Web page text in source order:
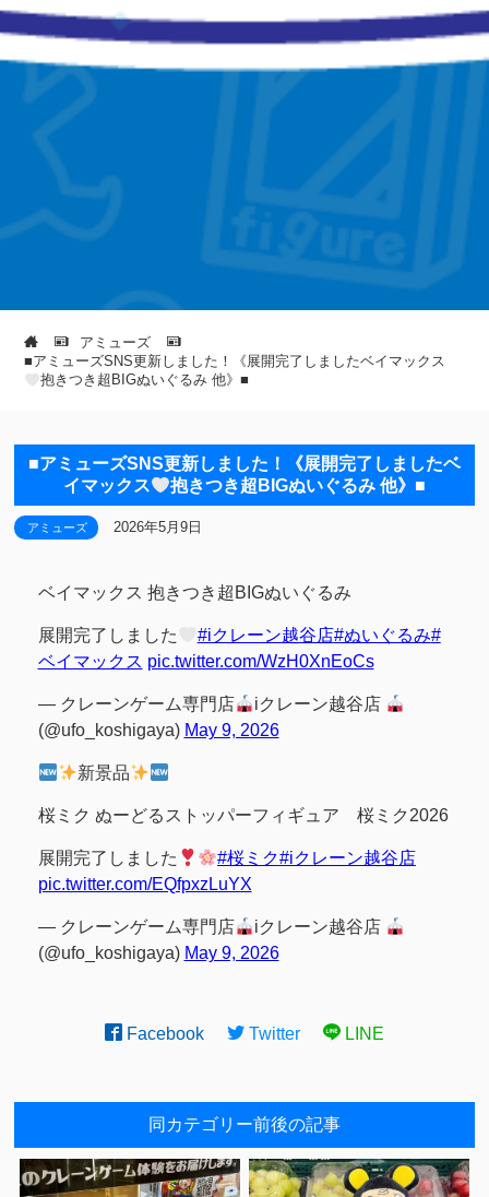
アミューズ
■アミューズSNS更新しました！《展開完了しましたベイマックス
抱きつき超BIGぬいぐるみ 他》■
■アミューズSNS更新しました！《展開完了しましたベ
イマックス
抱きつき超BIGぬいぐるみ 他》■
アミューズ 2026年5月9日
ベイマックス 抱きつき超BIGぬいぐるみ
展開完了しました #iクレーン越谷店#ぬいぐるみ#
ベイマックス pic.twitter.com/WzH0XnEoCs
— クレーンゲーム専門店
iクレーン越谷店
(@ufo_koshigaya) May 9, 2026
新景品
桜ミク ぬーどるストッパーフィギュア 桜ミク2026
展開完了しました #桜ミク#iクレーン越谷店
pic.twitter.com/EQfpxzLuYX
— クレーンゲーム専門店
iクレーン越谷店
(@ufo_koshigaya) May 9, 2026
Facebook Twitter LINE
同カテゴリー前後の記事